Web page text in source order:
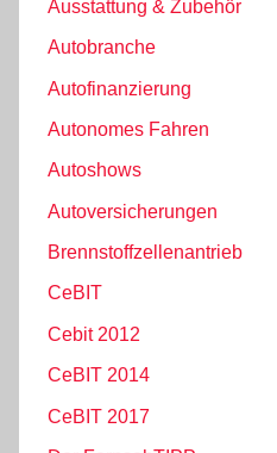
Ausstattung & Zubehör
Autobranche
Autofinanzierung
Autonomes Fahren
Autoshows
Autoversicherungen
Brennstoffzellenantrieb
CeBIT
Cebit 2012
CeBIT 2014
CeBIT 2017